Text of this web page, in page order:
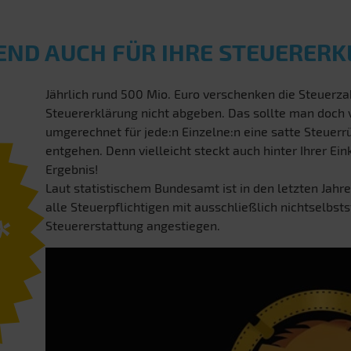
AUCH FÜR IHRE
Jährlich rund 500 Mio. Euro verschenken die
Steuererklärung nicht abgeben. Das sollte man
umgerechnet für jede:n Einzelne:n eine satte
entgehen. Denn vielleicht steckt auch hinter Ihrer
Ergebnis!
Laut statistischem Bundesamt ist in den letzten
alle Steuerpflichtigen mit ausschließlich
Steuererstattung angestiegen.